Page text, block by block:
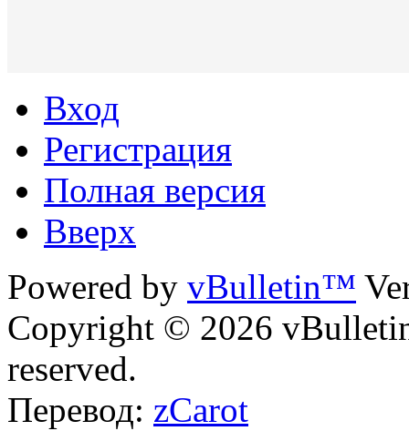
Вход
Регистрация
Полная версия
Вверх
Powered by vBulletin™
Copyright © 2026
reserved.
Перевод: zCarot